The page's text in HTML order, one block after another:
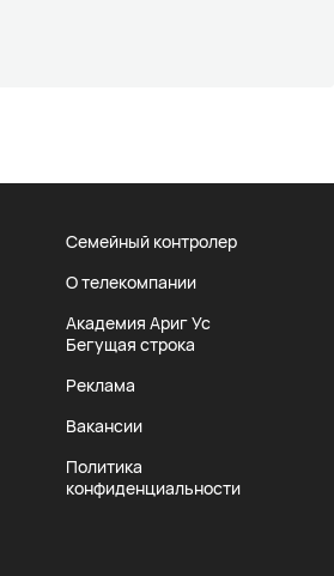
Семейный контролер
О телекомпании
Академия Ариг Ус
Бегущая строка
Реклама
Вакансии
Политика
конфиденциальности